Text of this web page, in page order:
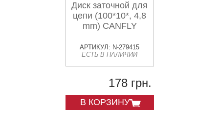
Диск заточной для
цепи (100*10*, 4,8
mm) CANFLY
АРТИКУЛ: N-279415
ЕСТЬ В НАЛИЧИИ
178 грн.
В КОРЗИНУ